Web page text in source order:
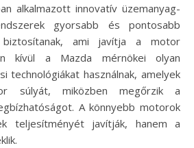
alkalmazott innovatív üzemanyag-
gyorsabb és pontosabb
biztosítanak, ami javítja a motor
kívül a Mazda mérnökei olyan
technológiákat használnak, amelyek
súlyát, miközben megőrzik a
A könnyebb motorok
teljesítményét javítják, hanem a